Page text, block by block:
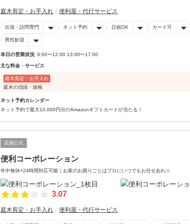
庭木剪定・お手入れ 便利屋・代行サービス
出張・訪問専門 ネット予約 日祝OK カード可
男性歓迎
本日の営業状況 9:00〜12:00 13:00〜17:00
主な料金・サービス
庭木剪定・お手入れ
庭木の伐採・抜根
ネット予約カレンダー
ネット予約で最大10,000円分のAmazonギフトカードが当たる！
店舗公式
便利コーポレーション
年中無休×24時間対応可能｜お家のお困りごとはプロにいつでもお任せあれ☆
3.07
庭木剪定・お手入れ 便利屋・代行サービス